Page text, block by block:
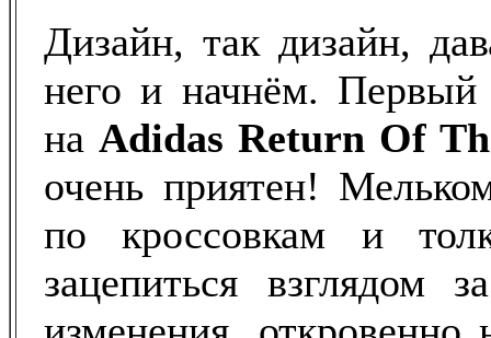
Дизайн, так дизайн,
него и начнём. Первый
на Adidas Return Of
очень приятен!
по кроссовкам и
зацепиться взглядом